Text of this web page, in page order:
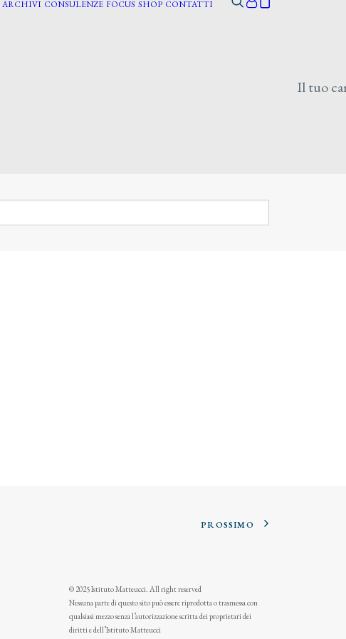
ARCHIVI CONSULENZE FOCUS SHOP CONTATTI
Il tuo
PROSSIMO
© 2025 Istituto Matteucci. All right reserved
Nessuna parte di questo sito può essere riprodotta o trasmessa con
qualsiasi mezzo senza l’autorizzazione scritta dei proprietari dei
diritti e dell’Istituto Matteucci